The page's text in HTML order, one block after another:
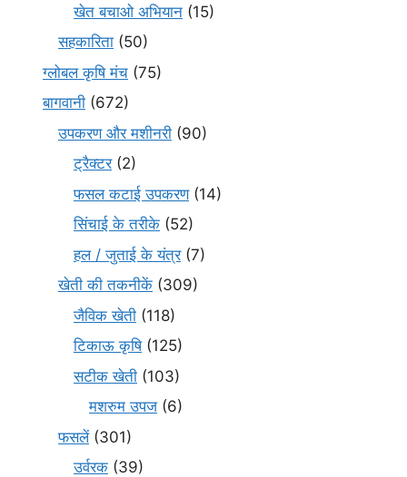
खेत बचाओ अभियान (15)
सहकारिता (50)
ग्लोबल कृषि मंच (75)
बागवानी (672)
उपकरण और मशीनरी (90)
ट्रैक्टर(2)
फसल कटाई उपकरण(14)
सिंचाई के तरीके (52)
हल / जुताई के यंत्र(7)
खेती की तकनीकें (309)
जैविक खेती (118)
टिकाऊ कृषि(125)
सटीक खेती (103)
मशरुम उपज (6)
फसलें(301)
उर्वरक (39)